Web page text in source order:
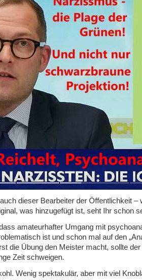
dieser Bearbeiter der Öffentlichkeit –
was hinzugefügt ist, seht Ihr schon
amateurhafter Umgang mit
ist und schon mal auf den
die Übung den Meister macht, sollte der
Zeit schweigen.
Wenig spektakulär, aber mit viel